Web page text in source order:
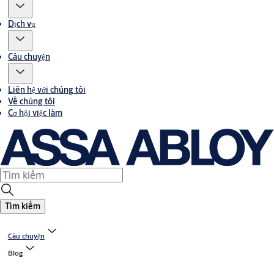
Dịch vụ
Câu chuyện
Liên hệ với chúng tôi
Về chúng tôi
Cơ hội việc làm
Tìm kiếm
Câu chuyện
Blog